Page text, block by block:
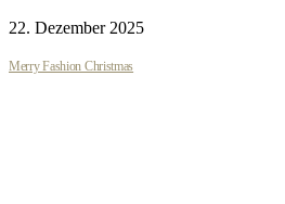
22. Dezember 2025
Merry Fashion Christmas